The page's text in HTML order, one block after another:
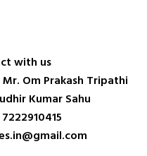
with us
Om Prakash Tripathi
Kumar Sahu